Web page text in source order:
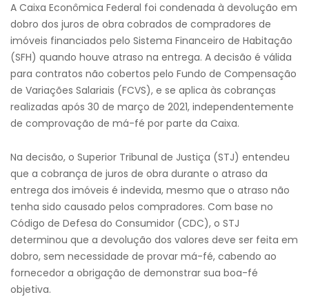
A Caixa Econômica Federal foi condenada à devolução em
dobro dos juros de obra cobrados de compradores de
imóveis financiados pelo Sistema Financeiro de Habitação
(SFH) quando houve atraso na entrega. A decisão é válida
para contratos não cobertos pelo Fundo de Compensação
de Variações Salariais (FCVS), e se aplica às cobranças
realizadas após 30 de março de 2021, independentemente
de comprovação de má-fé por parte da Caixa.
Na decisão, o Superior Tribunal de Justiça (STJ) entendeu
que a cobrança de juros de obra durante o atraso da
entrega dos imóveis é indevida, mesmo que o atraso não
tenha sido causado pelos compradores. Com base no
Código de Defesa do Consumidor (CDC), o STJ
determinou que a devolução dos valores deve ser feita em
dobro, sem necessidade de provar má-fé, cabendo ao
fornecedor a obrigação de demonstrar sua boa-fé
objetiva.